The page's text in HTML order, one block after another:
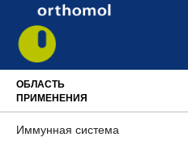
ОБЛАСТЬ
ПРИМЕНЕНИЯ
Иммунная система